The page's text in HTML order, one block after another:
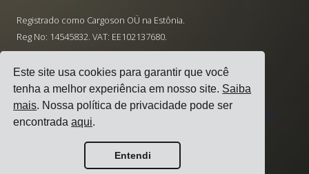
Este site usa cookies para garantir que você
tenha a melhor experiência em nosso site. Saiba
mais. Nossa política de privacidade pode ser
encontradaaqui.
Entendi
Registrado como Cargoson OÜ na Estônia.
Reg No: 14545832. VAT: EE102137680.
· hello@cargoson.com
Termos de Serviço Política de Privacidade
Política de